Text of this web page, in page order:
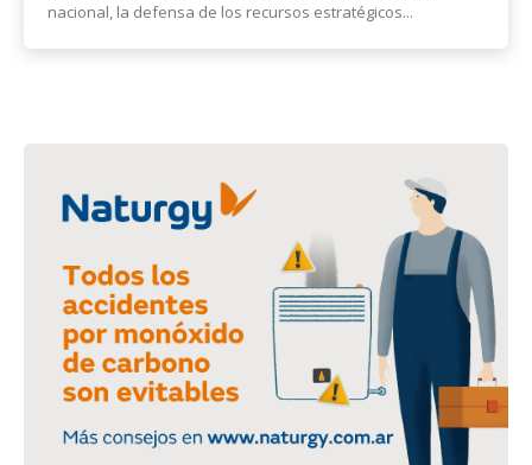
nacional, la defensa de los recursos estratégicos...